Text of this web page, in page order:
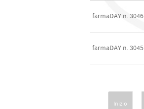
farmaDAY n. 3046
farmaDAY n. 3045
Inizio